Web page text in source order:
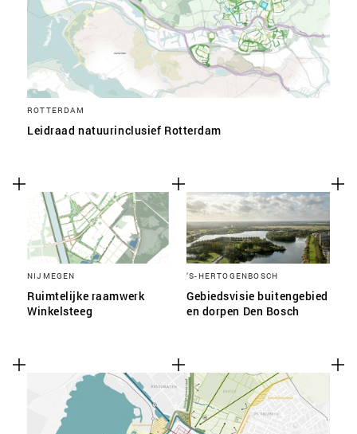
ROTTERDAM
Leidraad natuurinclusief Rotterdam
NIJMEGEN
Ruimtelijke raamwerk
Winkelsteeg
‘S-HERTOGENBOSCH
Gebiedsvisie buitengebied
en dorpen Den Bosch